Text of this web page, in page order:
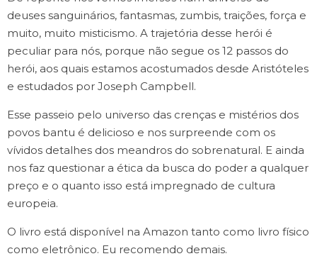
deuses sanguinários, fantasmas, zumbis, traições, força e
muito, muito misticismo. A trajetória desse herói é
peculiar para nós, porque não segue os 12 passos do
herói, aos quais estamos acostumados desde Aristóteles
e estudados por Joseph Campbell.
Esse passeio pelo universo das crenças e mistérios dos
povos bantu é delicioso e nos surpreende com os
vívidos detalhes dos meandros do sobrenatural. E ainda
nos faz questionar a ética da busca do poder a qualquer
preço e o quanto isso está impregnado de cultura
europeia.
O livro está disponível na Amazon tanto como livro físico
como eletrônico. Eu recomendo demais.